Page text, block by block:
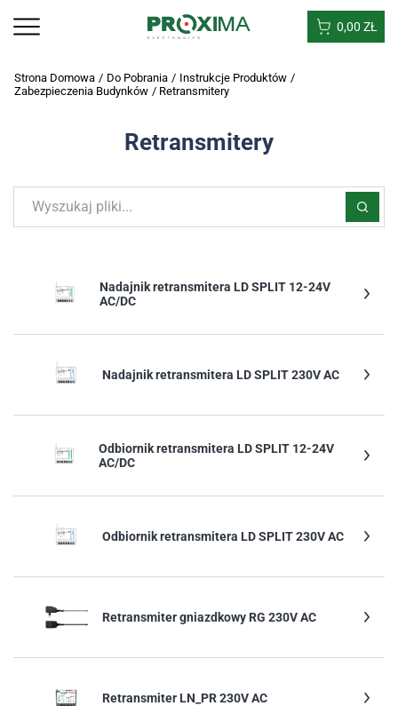
0,00 ZŁ
Strona Domowa / Do Pobrania / Instrukcje Produktów /
Zabezpieczenia Budynków / Retransmitery
Retransmitery
Nadajnik retransmitera LD SPLIT 12-24V
AC/DC
Nadajnik retransmitera LD SPLIT 230V AC
Odbiornik retransmitera LD SPLIT 12-24V
AC/DC
Odbiornik retransmitera LD SPLIT 230V AC
Retransmiter gniazdkowy RG 230V AC
Retransmiter LN_PR 230V AC